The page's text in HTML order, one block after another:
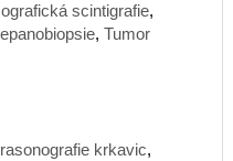
scintigrafie,
, Tumor
krkavic,